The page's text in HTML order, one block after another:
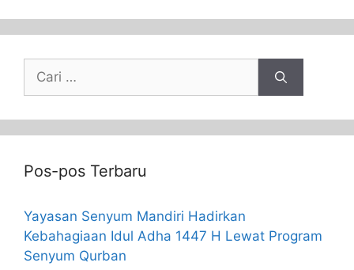
Pos-pos Terbaru
Yayasan Senyum Mandiri Hadirkan
Kebahagiaan Idul Adha 1447 H Lewat Program
Senyum Qurban